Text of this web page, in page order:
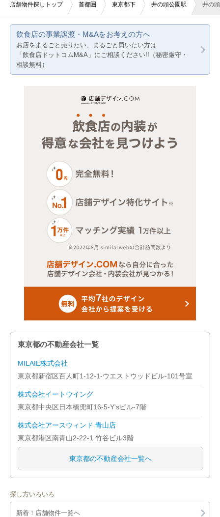
医療・歯科・クリニック
物販・小売
神奈川
千葉
店舗物件探しトップ 首都圏 東京都下 井の頭公園駅 井の
飲食店の事業譲渡・M&Aをお考えの方へ
お店をまるごと売りたい、まるごと買いたい方は
「飲食店ドットコムM&A」にご相談ください!!（秘密厳守・
相談無料）
東京都の不動産会社一覧
MILAIE株式会社
東京都新宿区百人町1-12-1-ウエストウッドビル-101号室
株式会社イートウイング
東京都中央区日本橋兜町16-5-Y'sビル-7階
株式会社アースウィンド 青山店
東京都港区南青山2-22-1 竹谷ビル3階
東京都の不動産会社一覧へ
探し方いろいろ
新着！店舗物件一覧へ